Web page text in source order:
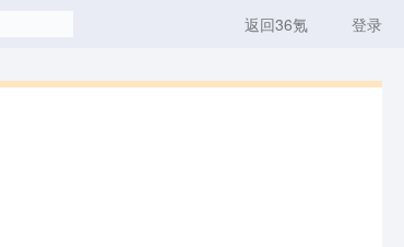
返回36氪 登录